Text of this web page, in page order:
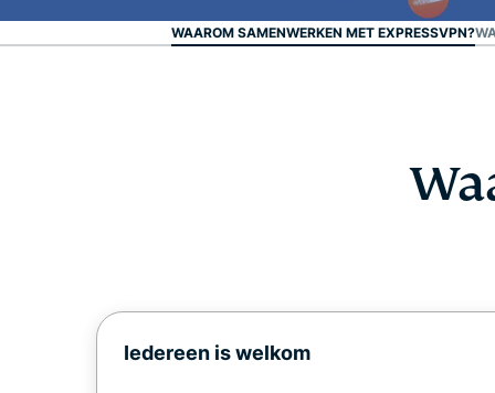
WAAROM SAMENWERKEN MET EXPRESSVPN?
Iedereen is welkom